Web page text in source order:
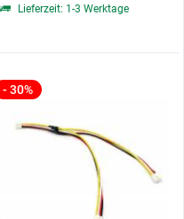
Lieferzeit: 1-3 Werktage
- 30%